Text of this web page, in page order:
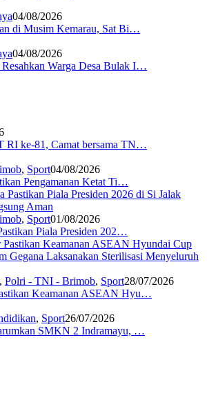
04/08/2026
di Musim Kemarau, Sat Bi…
04/08/2026
Warga Desa Bulak I…
RI ke-81, Camat bersama TN…
, Sport04/08/2026
Pengamanan Ketat Ti…
, Sport01/08/2026
Piala Presiden 202…
, Polri - TNI - Brimob, Sport28/07/2026
Keamanan ASEAN Hyu…
, Sport26/07/2026
SMKN 2 Indramayu, …